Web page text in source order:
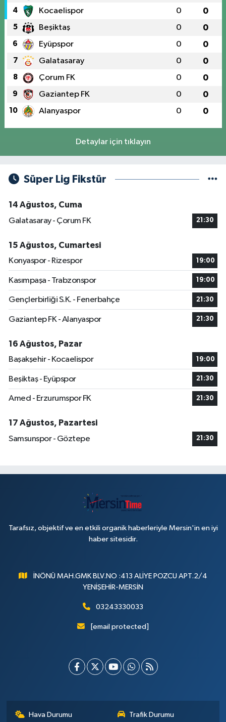
4 Kocaelispor 0 0
5 Beşiktaş 0 0
6 Eyüpspor 0 0
7 Galatasaray 0 0
8 Çorum FK 0 0
9 Gaziantep FK 0 0
10 Alanyaspor 0 0
Detaylar için tıklayın
Süper Lig Fikstür
14 Ağustos, Cuma
Galatasaray - Çorum FK
21:30
15 Ağustos, Cumartesi
Konyaspor - Rizespor
19:00
Kasımpaşa - Trabzonspor 19:00
Gençlerbirliği S.K. - Fenerbahçe 21:30
Gaziantep FK - Alanyaspor 21:30
16 Ağustos, Pazar
Başakşehir - Kocaelispor
19:00
Beşiktaş - Eyüpspor 21:30
Amed - Erzurumspor FK 21:30
17 Ağustos, Pazartesi
Samsunspor - Göztepe
21:30
Tarafsız, objektif ve en etkili organik haberleriyle Mersin'in en iyi
haber sitesidir.
İNÖNÜ MAH.GMK BLV.NO :413 ALİYE POZCU APT.2/4
YENİŞEHİR-MERSİN
03243330033
[email protected]
Hava Durumu Trafik Durumu